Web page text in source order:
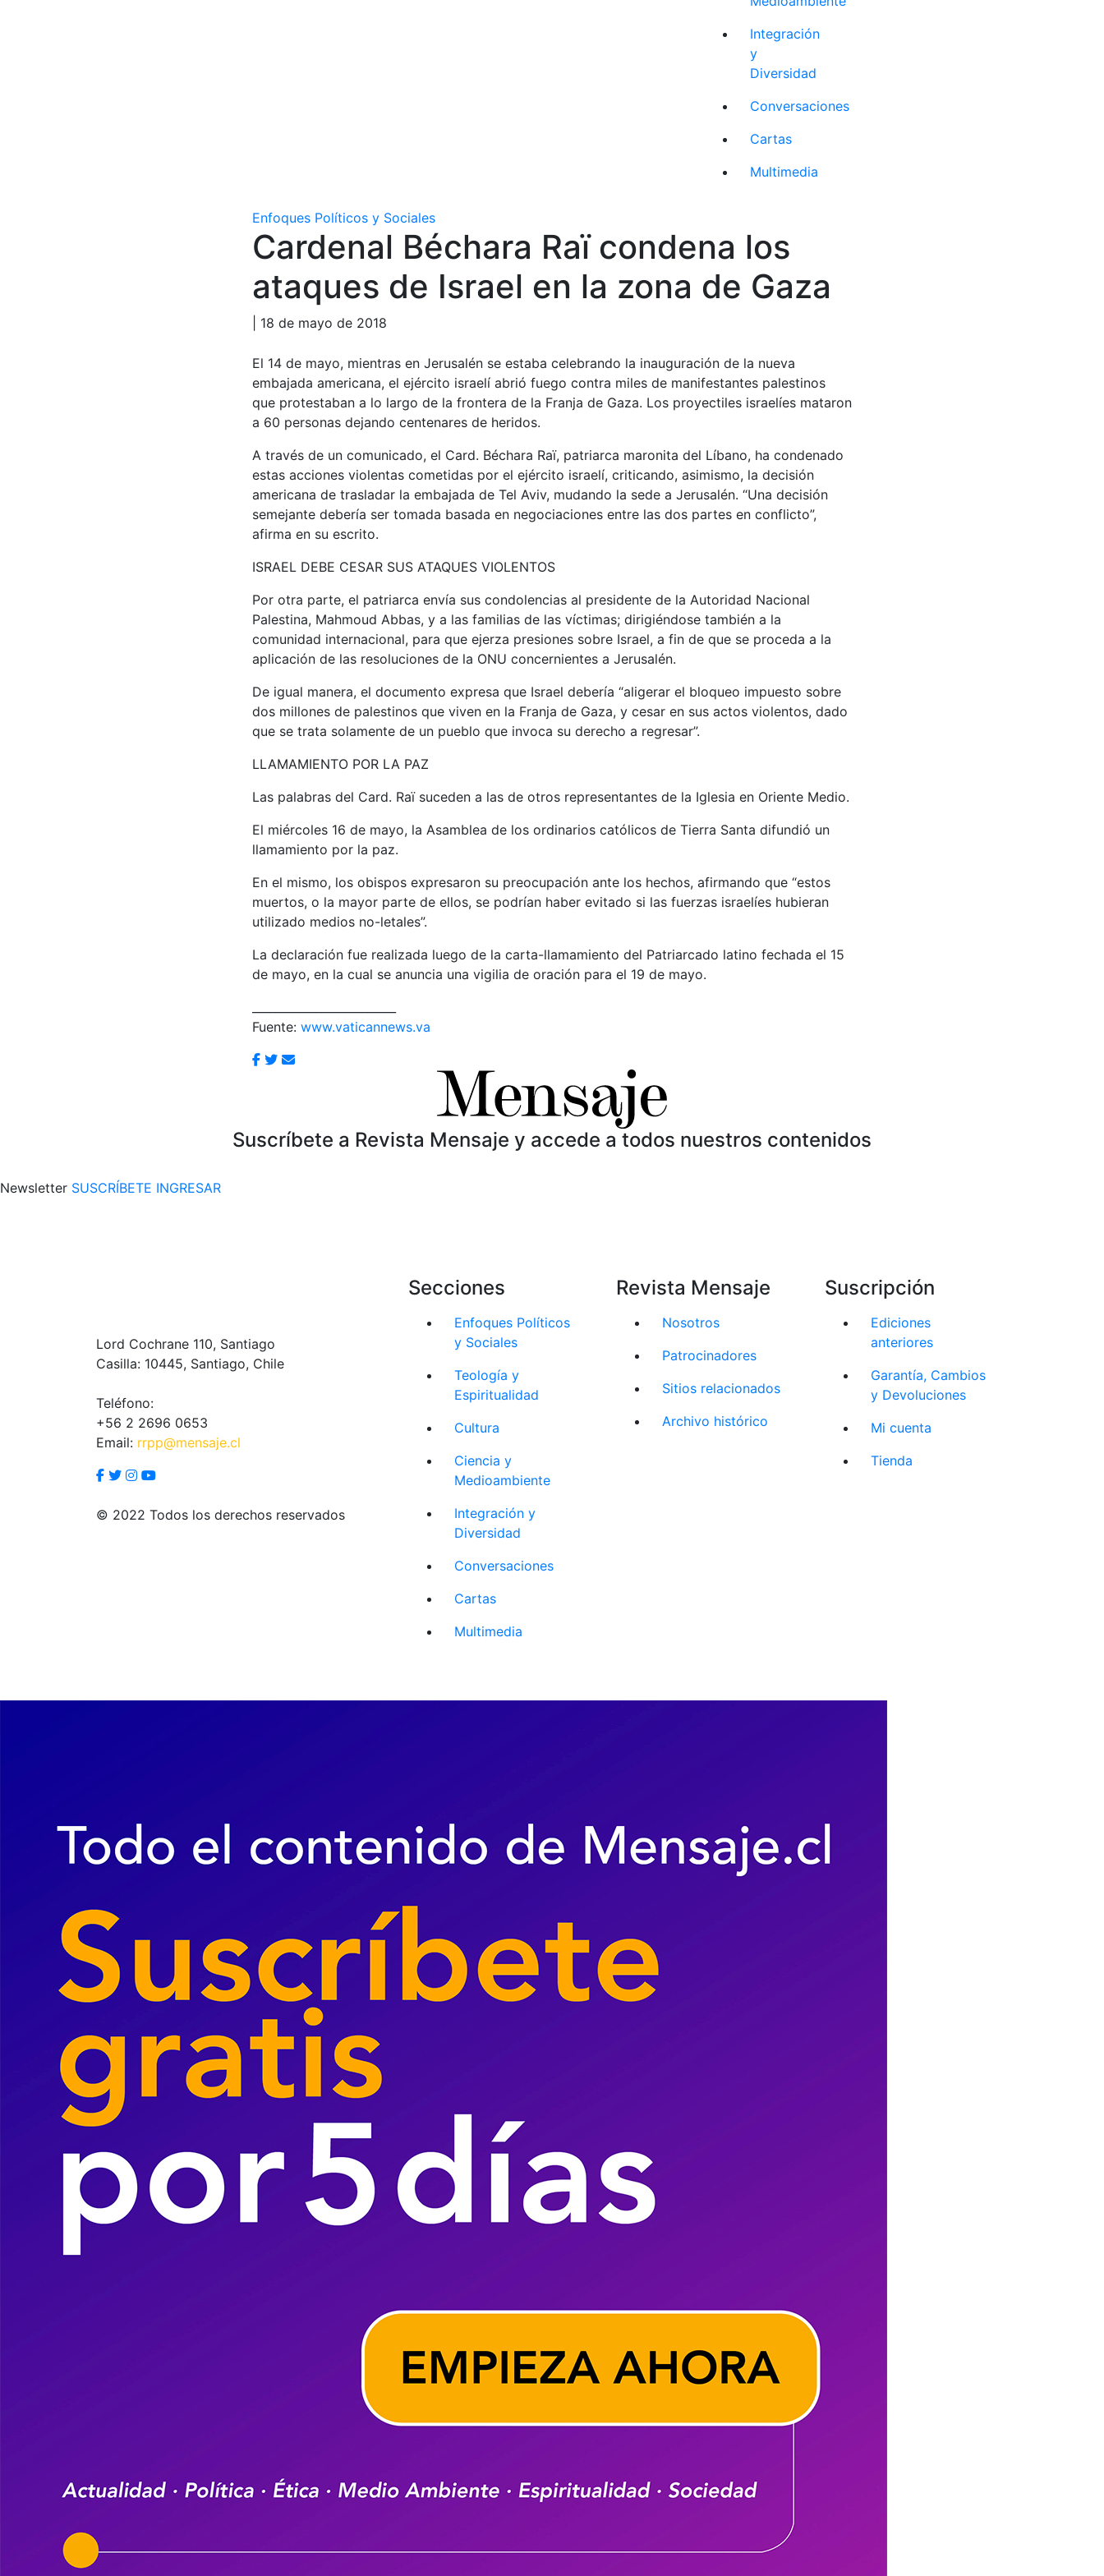
Integración
y
Diversidad
Conversaciones
Cartas
Multimedia
Enfoques Políticos y Sociales
Cardenal Béchara Raï condena los
ataques de Israel en la zona de Gaza
| 18 de mayo de 2018
El 14 de mayo, mientras en Jerusalén se estaba celebrando la inauguración de la nueva
embajada americana, el ejército israelí abrió fuego contra miles de manifestantes palestinos
que protestaban a lo largo de la frontera de la Franja de Gaza. Los proyectiles israelíes mataron
a 60 personas dejando centenares de heridos.
A través de un comunicado, el Card. Béchara Raï, patriarca maronita del Líbano, ha condenado
estas acciones violentas cometidas por el ejército israelí, criticando, asimismo, la decisión
americana de trasladar la embajada de Tel Aviv, mudando la sede a Jerusalén. “Una decisión
semejante debería ser tomada basada en negociaciones entre las dos partes en conflicto”,
afirma en su escrito.
ISRAEL DEBE CESAR SUS ATAQUES VIOLENTOS
Por otra parte, el patriarca envía sus condolencias al presidente de la Autoridad Nacional
Palestina, Mahmoud Abbas, y a las familias de las víctimas; dirigiéndose también a la
comunidad internacional, para que ejerza presiones sobre Israel, a fin de que se proceda a la
aplicación de las resoluciones de la ONU concernientes a Jerusalén.
De igual manera, el documento expresa que Israel debería “aligerar el bloqueo impuesto sobre
dos millones de palestinos que viven en la Franja de Gaza, y cesar en sus actos violentos, dado
que se trata solamente de un pueblo que invoca su derecho a regresar”.
LLAMAMIENTO POR LA PAZ
Las palabras del Card. Raï suceden a las de otros representantes de la Iglesia en Oriente Medio.
El miércoles 16 de mayo, la Asamblea de los ordinarios católicos de Tierra Santa difundió un
llamamiento por la paz.
En el mismo, los obispos expresaron su preocupación ante los hechos, afirmando que “estos
muertos, o la mayor parte de ellos, se podrían haber evitado si las fuerzas israelíes hubieran
utilizado medios no-letales”.
La declaración fue realizada luego de la carta-llamamiento del Patriarcado latino fechada el 15
de mayo, en la cual se anuncia una vigilia de oración para el 19 de mayo.
Fuente: www.vaticannews.va
Suscríbete a Revista Mensaje y accede a todos nuestros contenidos
Newsletter SUSCRÍBETE INGRESAR
Lord Cochrane 110, Santiago
Casilla: 10445, Santiago, Chile
Teléfono:
+56 2 2696 0653
Email: rrpp@mensaje.cl
© 2022 Todos los derechos reservados
Secciones
Enfoques Políticos
y Sociales
Teología y
Espiritualidad
Cultura
Ciencia y
Medioambiente
Integración y
Diversidad
Conversaciones
Cartas
Multimedia
Revista Mensaje
Nosotros
Patrocinadores
Sitios relacionados
Archivo histórico
Suscripción
Ediciones
anteriores
Garantía, Cambios
y Devoluciones
Mi cuenta
Tienda